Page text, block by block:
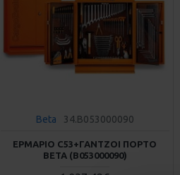
Beta 34.B053000090
ΕΡΜΆΡΙΟ C53+ΓΆΝΤΖΟΙ ΠΟΡΤΟ
BETA (Β053000090)